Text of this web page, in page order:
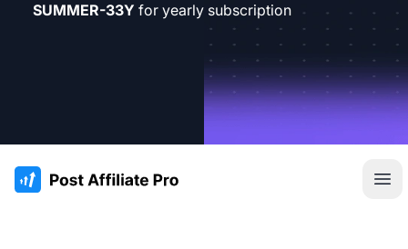
SUMMER-33Y for yearly subscription
:site.title